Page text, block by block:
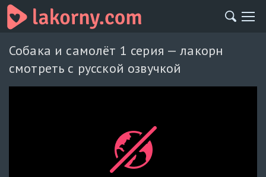
Собака и самолёт 1 серия — лакорн
смотреть с русской озвучкой